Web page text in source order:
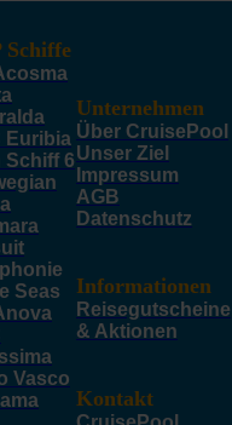
Schiffe
Euribia
Schiff 6
Seas
Vasco
Unternehmen
Über CruisePool
Unser Ziel
Impressum
AGB
Datenschutz
Informationen
Reisegutscheine
& Aktionen
Kontakt